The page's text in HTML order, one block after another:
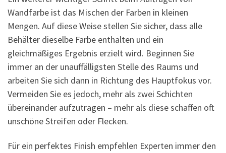
Wandfarbe ist das Mischen der Farben in kleinen
Mengen. Auf diese Weise stellen Sie sicher, dass alle
Behälter dieselbe Farbe enthalten und ein
gleichmäßiges Ergebnis erzielt wird. Beginnen Sie
immer an der unauffälligsten Stelle des Raums und
arbeiten Sie sich dann in Richtung des Hauptfokus vor.
Vermeiden Sie es jedoch, mehr als zwei Schichten
übereinander aufzutragen – mehr als diese schaffen oft
unschöne Streifen oder Flecken.
Für ein perfektes Finish empfehlen Experten immer den